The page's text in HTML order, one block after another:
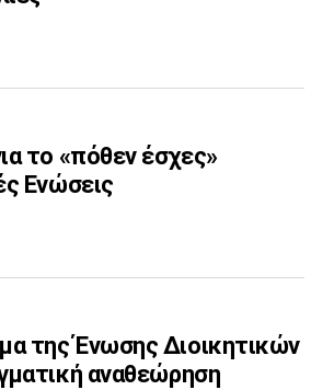
το «πόθεν έσχες»
Ενώσεις
της Ένωσης Διοικητικών
αναθεώρηση